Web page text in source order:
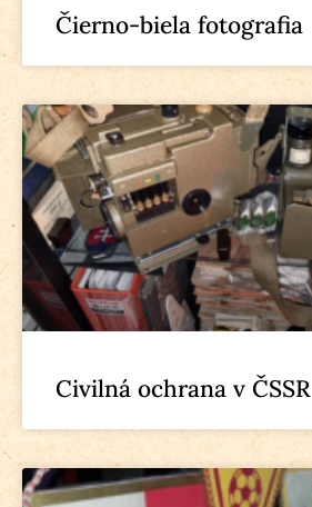
Čierno-biela fotografia
Civilná ochrana v ČSSR